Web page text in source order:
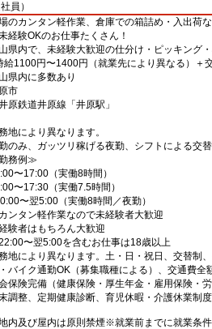
員）
のカンタン軽作業、倉庫での箱詰め・入出荷
経験OKのお仕事たくさん！
県内で、未経験大歓迎の仕分け・ピッキング
給1100円〜1400円（就業先により異なる）＋
県内に多数あり
市
井原鉄道井原線「井原駅」
地により異なります。
のみ、ガッツリ稼げる夜勤、シフトによる交
務例≫
〜17:00（実働8時間）
〜17:30（実働7.5時間）
〜翌5:00（実働8時間／夜勤）
ンタン軽作業なので未経験者大歓迎
験者はもちろん大歓迎
〜翌5:00を含むお仕事は18歳以上
地により異なります。土・日・祝日、交替制
バイク通勤OK（募集職種による）、交通費全
保険完備（健康保険・厚生年金・雇用保険・
調整、定期健康診断、育児休暇・介護休業制
内及び屋内は原則禁煙※就業前までに就業条件